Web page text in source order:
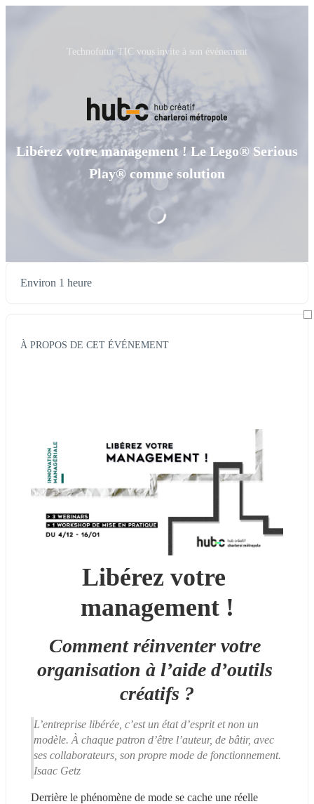
Technofutur TIC vous invite à son événement
Libérez votre management ! Le Lego® Serious
Play® comme solution
Environ 1 heure
À PROPOS DE CET ÉVÉNEMENT
Libérez votre
management !
Comment réinventer votre
organisation à l’aide d’outils
créatifs ?
L’entreprise libérée, c’est un état d’esprit et non un
modèle. À chaque patron d’être l’auteur, de bâtir, avec
ses collaborateurs, son propre mode de fonctionnement.
Isaac Getz
Derrière le phénomène de mode se cache une réelle